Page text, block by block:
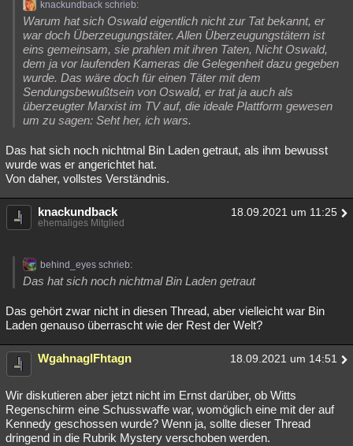
knackundback schrieb:
Warum hat sich Oswald eigentlich nicht zur Tat bekannt, er
war doch Überzeugungstäter. Allen Überzeugungstätern ist
eins gemeinsam, sie prahlen mit ihren Taten, Nicht Oswald,
dem ja vor laufenden Kameras die Gelegenheit dazu gegeben
wurde. Das wäre doch für einen Täter mit dem
Sendungsbewußtsein von Oswald, er trat ja auch als
überzeugter Marxist im TV auf, die ideale Plattform gewesen
um zu sagen: Seht her, ich wars.
Das hat sich noch nichtmal Bin Laden getraut, als ihm bewusst
wurde was er angerichtet hat.
Von daher, vollstes Verständnis.
knackundback 18.09.2021 um 11:25
ehemaliges Mitglied
behind_eyes schrieb:
Das hat sich noch nichtmal Bin Laden getraut
Das gehört zwar nicht in diesen Thread, aber vielleicht war Bin
Laden genauso überrascht wie der Rest der Welt?
WgahnaglFhtagn 18.09.2021 um 14:51
Wir diskutieren aber jetzt nicht im Ernst darüber, ob Witts
Regenschirm eine Schusswaffe war, womöglich eine mit der auf
Kennedy geschossen wurde? Wenn ja, sollte dieser Thread
dringend in die Rubrik Mystery verschoben werden.